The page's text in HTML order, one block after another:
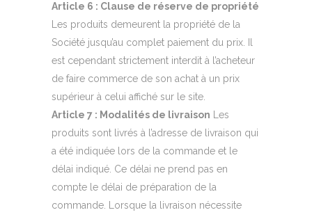
Article 6 : Clause de réserve de propriété
Les produits demeurent la propriété de la
Société jusqu’au complet paiement du prix. Il
est cependant strictement interdit à l’acheteur
de faire commerce de son achat à un prix
supérieur à celui affiché sur le site.
Article 7 : Modalités de livraison Les
produits sont livrés à l’adresse de livraison qui
a été indiquée lors de la commande et le
délai indiqué. Ce délai ne prend pas en
compte le délai de préparation de la
commande. Lorsque la livraison nécessite